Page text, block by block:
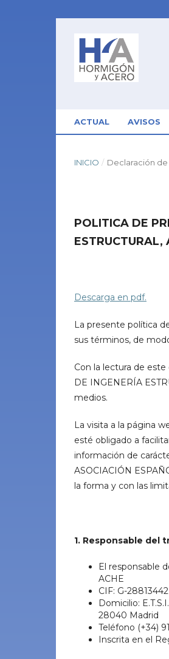
ACTUAL AVISOS
INICIO / Declaración
POLITICA DE
ESTRUCTURAL,
Descarga en pdf.
La presente política
sus términos, de
Con la lectura de
DE INGENERÍA
medios.
La visita a la página
esté obligado a
información de
ASOCIACIÓN
la forma y con las
1. Responsable del
El responsable
ACHE
CIF: G-28813442
Domicilio:
28040 Madrid
Teléfono (+34)
Inscrita en el